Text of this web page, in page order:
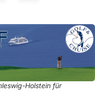
Holstein für